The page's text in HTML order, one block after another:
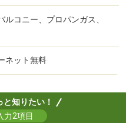
ルコニー、プロパンガス、
ネット無料
知りたい！
力2項目